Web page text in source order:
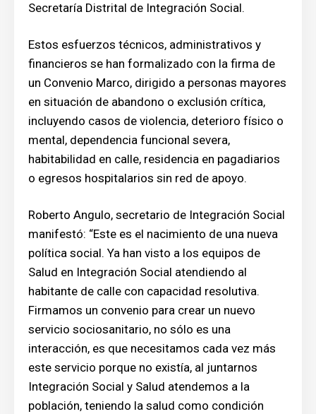
Secretaría Distrital de Integración Social.
Estos esfuerzos técnicos, administrativos y
financieros se han formalizado con la firma de
un Convenio Marco, dirigido a personas mayores
en situación de abandono o exclusión crítica,
incluyendo casos de violencia, deterioro físico o
mental, dependencia funcional severa,
habitabilidad en calle, residencia en pagadiarios
o egresos hospitalarios sin red de apoyo.
Roberto Angulo, secretario de Integración Social
manifestó: “Este es el nacimiento de una nueva
política social. Ya han visto a los equipos de
Salud en Integración Social atendiendo al
habitante de calle con capacidad resolutiva.
Firmamos un convenio para crear un nuevo
servicio sociosanitario, no sólo es una
interacción, es que necesitamos cada vez más
este servicio porque no existía, al juntarnos
Integración Social y Salud atendemos a la
población, teniendo la salud como condición